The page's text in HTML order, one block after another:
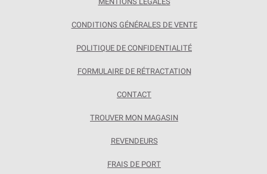
CONDITIONS GÉNÉRALES DE VENTE
POLITIQUE DE CONFIDENTIALITÉ
FORMULAIRE DE RÉTRACTATION
CONTACT
TROUVER MON MAGASIN
REVENDEURS
FRAIS DE PORT